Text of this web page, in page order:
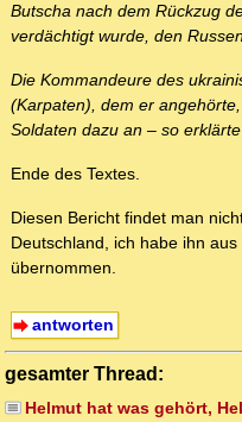
Butscha nach dem Rückzug
verdächtigt wurde, den
Die Kommandeure des
(Karpaten), dem er
Soldaten dazu an – so
Ende des Textes.
Diesen Bericht findet man
Deutschland, ich habe ihn
übernommen.
antworten
gesamter Thread:
Helmut hat was gehört,